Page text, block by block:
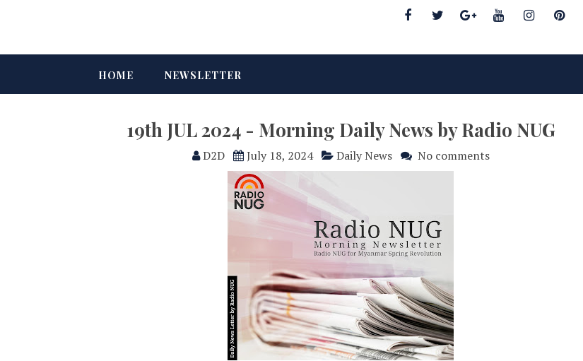
HOME NEWSLETTER
19th JUL 2024 - Morning Daily News by Radio NUG
D2D July 18, 2024 Daily News No comments